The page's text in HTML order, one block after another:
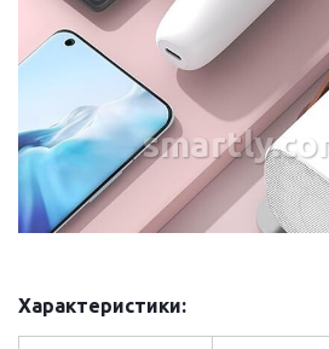
Характеристики: